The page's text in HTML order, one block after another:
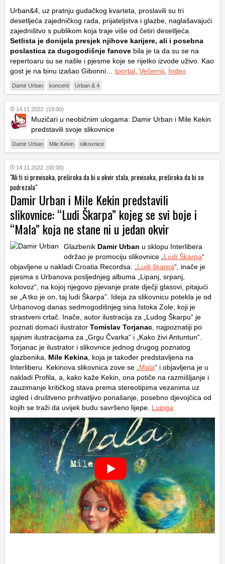
Urban&4, uz pratnju gudačkog kvarteta, proslavili su tri
desetljeća zajedničkog rada, prijateljstva i glazbe, naglašavajući
zajedništvo s publikom koja traje više od četiri desetljeća.
Setlista je donijela presjek njihove karijere, ali i posebna
poslastica za dugogodišnje fanove bila je ta da su se na
repertoaru su se našle i pjesme koje se rijetko izvode uživo. Kao
gost je na binu izašao Gibonni… tportal Večernji Index
Damir Urban koncerti Urban & 4
14.11.2022. (19:00)
Muzičari u neobičnim ulogama: Damir Urban i Mile Kekin
predstavili svoje slikovnice
Damir Urban Mile Kekin slikovnice
14.11.2022. (00:00)
"Ali ti si previsoka, preširoka da bi u okvir stala, previsoka, preširoka da bi se
podrezala"
Damir Urban i Mile Kekin predstavili
slikovnice: “Ludi Škarpa” kojeg se svi boje i
“Mala” koja ne stane ni u jedan okvir
Glazbenik Damir Urban u sklopu Interlibera
održao je promociju slikovnice „ Ludi Škarpa“
objavljene u nakladi Croatia Recordsa. „ Ludi škarpa“, inače je
pjesma s Urbanova posljednjeg albuma „Lipanj, srpanj,
kolovoz“, na kojoj njegovo pjevanje prate dječji glasovi, pitajući
se „A tko je on, taj ludi Škarpa”. Ideja za slikovnicu potekla je od
Urbanovog danas sedmogodišnjeg sina Istoka Zole, koji je
strastveni crtač. Inače, autor ilustracija za „Ludog Škarpu“ je
poznati domaći ilustrator Tomislav Torjanac , najpoznatiji po
sjajnim ilustracijama za „Grgu Čvarka“ i „Kako živi Antuntun“.
Torjanac je ilustrator i slikovnice jednog drugog poznatog
glazbenika, Mile Kekina , koja je također predstavljena na
Interliberu. Kekinova slikovnica zove se „ Mala“ i objavljena je u
nakladi Profila, a, kako kaže Kekin, ona potiče na razmišljanje i
zauzimanje kritičkog stava prema stereotipima vezanima uz
izgled i društveno prihvatljivo ponašanje, posebno djevojčica od
kojih se traži da uvijek budu savršeno lijepe. Lupiga